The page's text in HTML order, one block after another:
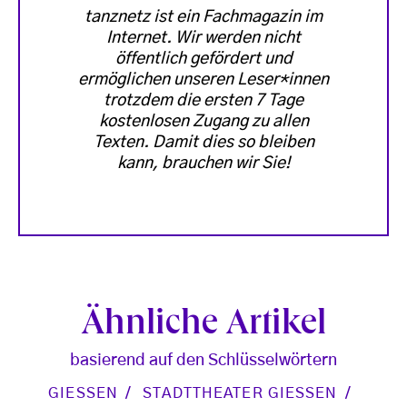
tanznetz ist ein Fachmagazin im
Internet. Wir werden nicht
öffentlich gefördert und
ermöglichen unseren Leser*innen
trotzdem die ersten 7 Tage
kostenlosen Zugang zu allen
Texten. Damit dies so bleiben
kann, brauchen wir Sie!
Ähnliche Artikel
basierend auf den Schlüsselwörtern
GIESSEN STADTTHEATER GIESSEN